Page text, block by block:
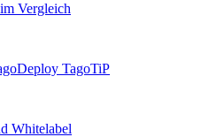
Vergleich
TagoTiP
Whitelabel